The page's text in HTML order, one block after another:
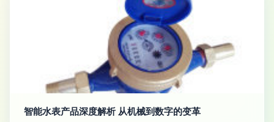
智能水表产品深度解析 从机械到数字的变革